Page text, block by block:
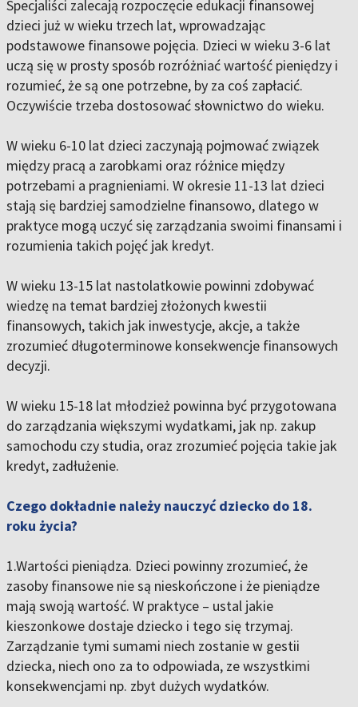
Specjaliści zalecają rozpoczęcie edukacji finansowej
dzieci już w wieku trzech lat, wprowadzając
podstawowe finansowe pojęcia. Dzieci w wieku 3-6 lat
uczą się w prosty sposób rozróżniać wartość pieniędzy i
rozumieć, że są one potrzebne, by za coś zapłacić.
Oczywiście trzeba dostosować słownictwo do wieku.
W wieku 6-10 lat dzieci zaczynają pojmować związek
między pracą a zarobkami oraz różnice między
potrzebami a pragnieniami. W okresie 11-13 lat dzieci
stają się bardziej samodzielne finansowo, dlatego w
praktyce mogą uczyć się zarządzania swoimi finansami i
rozumienia takich pojęć jak kredyt.
W wieku 13-15 lat nastolatkowie powinni zdobywać
wiedzę na temat bardziej złożonych kwestii
finansowych, takich jak inwestycje, akcje, a także
zrozumieć długoterminowe konsekwencje finansowych
decyzji.
W wieku 15-18 lat młodzież powinna być przygotowana
do zarządzania większymi wydatkami, jak np. zakup
samochodu czy studia, oraz zrozumieć pojęcia takie jak
kredyt, zadłużenie.
Czego dokładnie należy nauczyć dziecko do 18.
roku życia?
1.Wartości pieniądza. Dzieci powinny zrozumieć, że
zasoby finansowe nie są nieskończone i że pieniądze
mają swoją wartość. W praktyce – ustal jakie
kieszonkowe dostaje dziecko i tego się trzymaj.
Zarządzanie tymi sumami niech zostanie w gestii
dziecka, niech ono za to odpowiada, ze wszystkimi
konsekwencjami np. zbyt dużych wydatków.